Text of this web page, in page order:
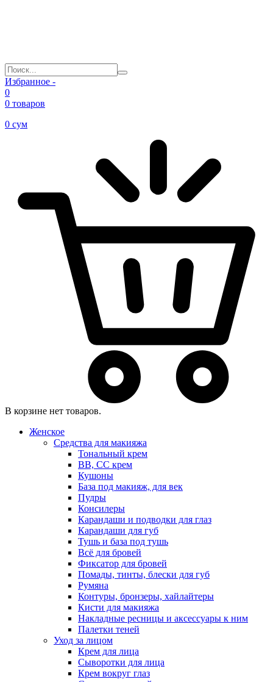
Избранное -
0
0 товаров
0 сум
В корзине нет товаров.
Женское
Средства для макияжа
Тональный крем
BB, CC крем
Кушоны
База под макияж, для век
Пудры
Консилеры
Карандаши и подводки для глаз
Карандаши для губ
Тушь и база под тушь
Всё для бровей
Фиксатор для бровей
Помады, тинты, блески для губ
Румяна
Контуры, бронзеры, хайлайтеры
Кисти для макияжа
Накладные ресницы и аксессуары к ним
Палетки теней
Уход за лицом
Крем для лица
Сыворотки для лица
Крем вокруг глаз